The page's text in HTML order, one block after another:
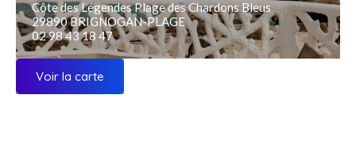
Côte des Légendes Plage des Chardons Bleus
29890 BRIGNOGAN-PLAGE
02 98 43 18 47
Voir la carte